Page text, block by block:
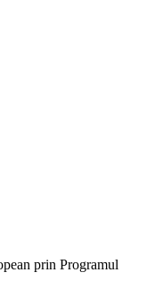
prin Programul